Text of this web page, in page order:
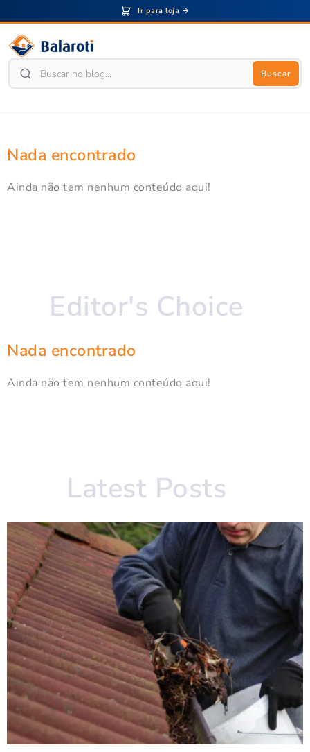
Ir para loja →
Buscar
Nada encontrado
Ainda não tem nenhum conteúdo aqui!
Editor's Choice
Nada encontrado
Ainda não tem nenhum conteúdo aqui!
Latest Posts